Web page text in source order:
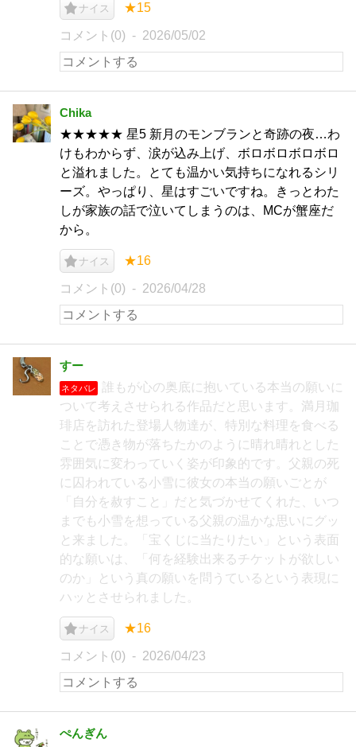
ナイス ★15
コメント(0) 2026/05/02
Chika
★★★★★ 星5 新月のモンブランと奇跡の夜…わ
けもわからず、涙が込み上げ、ボロボロボロボロ
と溢れました。とても温かい気持ちになれるシリ
ーズ。やっぱり、星はすごいですね。きっとわた
しが家族の話で泣いてしまうのは、MCが蟹座だ
から。
ナイス ★16
コメント(0) 2026/04/28
すー
ネタバレ
誰もが心の奥底に抱いている本当の願いに
ついて考えさせられる作品だと思います。満月珈
琲店を訪れた登場人物達が、特別な料理を食べる
ことで憑き物が落ちたかのように晴れ晴れとした
雰囲気に変わっていく姿が印象的です。父親の死
に囚われている小雪に彼女の本当の願いごとが
「自分を赦すこと」だと気づかせてくれた、いつ
までも小雪を想っている父親の温かな思いにグッ
と来ました。「宝くじに当たりたい」という表面
的な願いは、「何を経験出来るチケットが欲しい
のか」という真の願いを問うているという表現に
ハッとさせられました。
ナイス ★16
コメント(0) 2026/04/23
ぺんぎん